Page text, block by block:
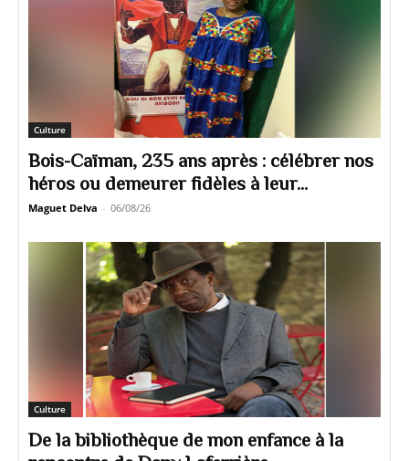
Culture
Bois-Caïman, 235 ans après : célébrer nos
héros ou demeurer fidèles à leur...
Maguet Delva - 06/08/26
Culture
De la bibliothèque de mon enfance à la